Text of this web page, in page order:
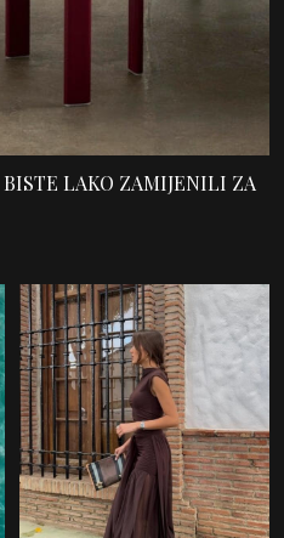
BISTE LAKO ZAMIJENILI ZA